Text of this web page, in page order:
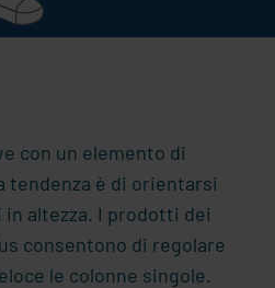
con un elemento di
tendenza è di orientarsi
altezza. I prodotti dei
consentono di regolare
le colonne singole.